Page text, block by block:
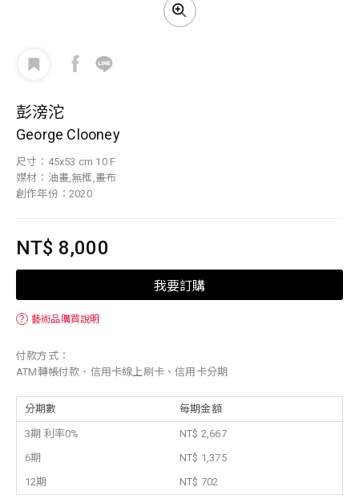
彭滂沱
George Clooney
尺寸：45x53 cm 10 F
媒材：油畫,無框,畫布
創作年份：2020
NT$ 8,000
我要訂購
？ 藝術品購買說明
付款方式：
ATM轉帳付款、信用卡線上刷卡、信用卡分期
分期數 每期金額
3期 利率0%
NT$ 2,667
6期
NT$ 1,375
12期
NT$ 702